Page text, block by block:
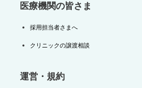
医療機関の皆さま
採用担当者さまへ
クリニックの譲渡相談
運営・規約